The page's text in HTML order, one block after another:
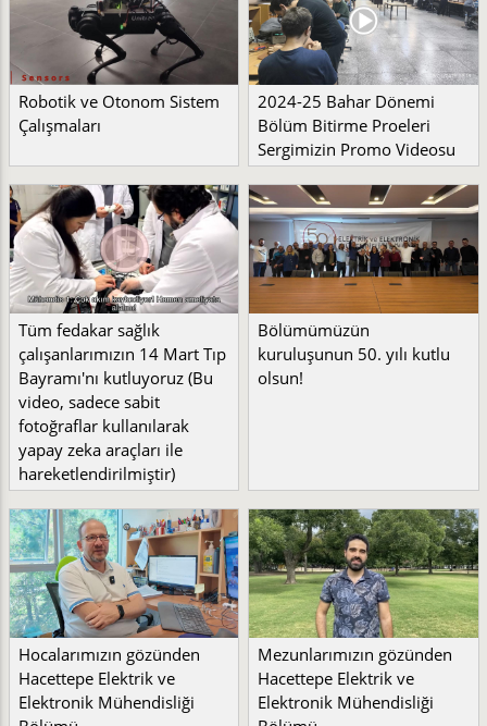
Robotik ve Otonom Sistem
Çalışmaları
2024-25 Bahar Dönemi
Bölüm Bitirme Proeleri
Sergimizin Promo Videosu
Tüm fedakar sağlık
çalışanlarımızın 14 Mart Tıp
Bayramı'nı kutluyoruz (Bu
video, sadece sabit
fotoğraflar kullanılarak
yapay zeka araçları ile
hareketlendirilmiştir)
Bölümümüzün
kuruluşunun 50. yılı kutlu
olsun!
Hocalarımızın gözünden
Hacettepe Elektrik ve
Elektronik Mühendisliği
Mezunlarımızın gözünden
Hacettepe Elektrik ve
Elektronik Mühendisliği